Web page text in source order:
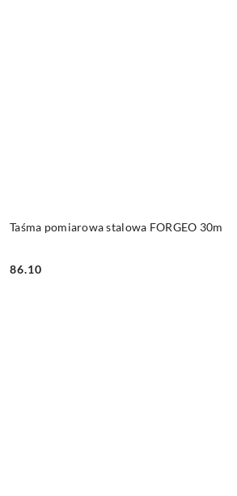
Taśma pomiarowa stalowa FORGEO 30m
Cena:
86.10